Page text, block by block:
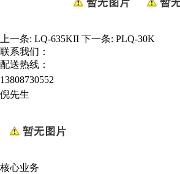
上一条: LQ-635KII 下一条: PLQ-30K
联系我们：
配送热线：
13808730552
倪先生
核心业务